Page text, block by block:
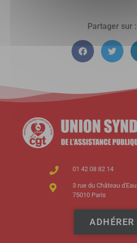
Partager sur :
01 42 08 82 14
3 rue du Château d'Eau
75010 Paris
ADHÉRER